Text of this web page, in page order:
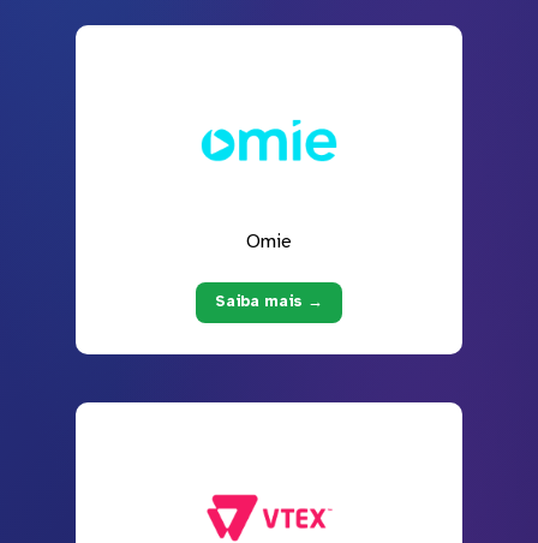
Omie
Saiba mais →